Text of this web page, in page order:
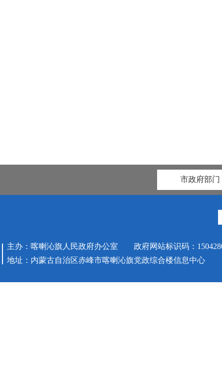
市政府部门
主办：喀喇沁旗人民政府办公室 政府网站标识码：
地址：内蒙古自治区赤峰市喀喇沁旗党政综合楼信息中心